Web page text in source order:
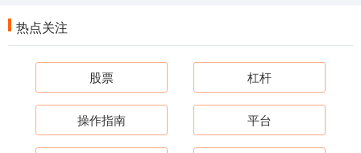
热点关注
股票 杠杆
操作指南 平台